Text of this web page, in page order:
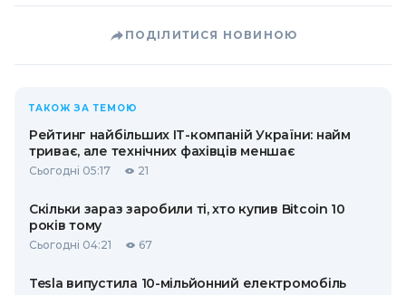
ПОДІЛИТИСЯ НОВИНОЮ
ТАКОЖ ЗА ТЕМОЮ
Рейтинг найбільших ІТ-компаній України: найм
триває, але технічних фахівців меншає
Сьогодні 05:17 21
Скільки зараз заробили ті, хто купив Bitcoin 10
років тому
Сьогодні 04:21 67
Tesla випустила 10-мільйонний електромобіль